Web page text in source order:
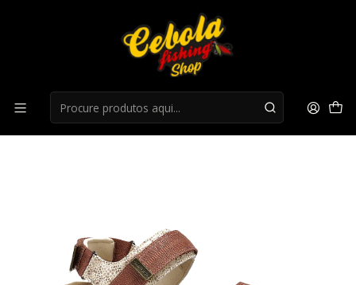
Sandalia Chiruca Finisterre Siena 04